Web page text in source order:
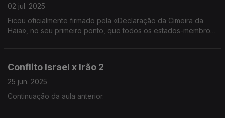
02 jul. 2025
Ficou oficialmente firmado pela «Declaração da Cimeira da
Haia», no seu primeiro ponto, que todos os estados-membros
Conflito Israel x Irão 2
25 jun. 2025
Continuação da aula anterior.